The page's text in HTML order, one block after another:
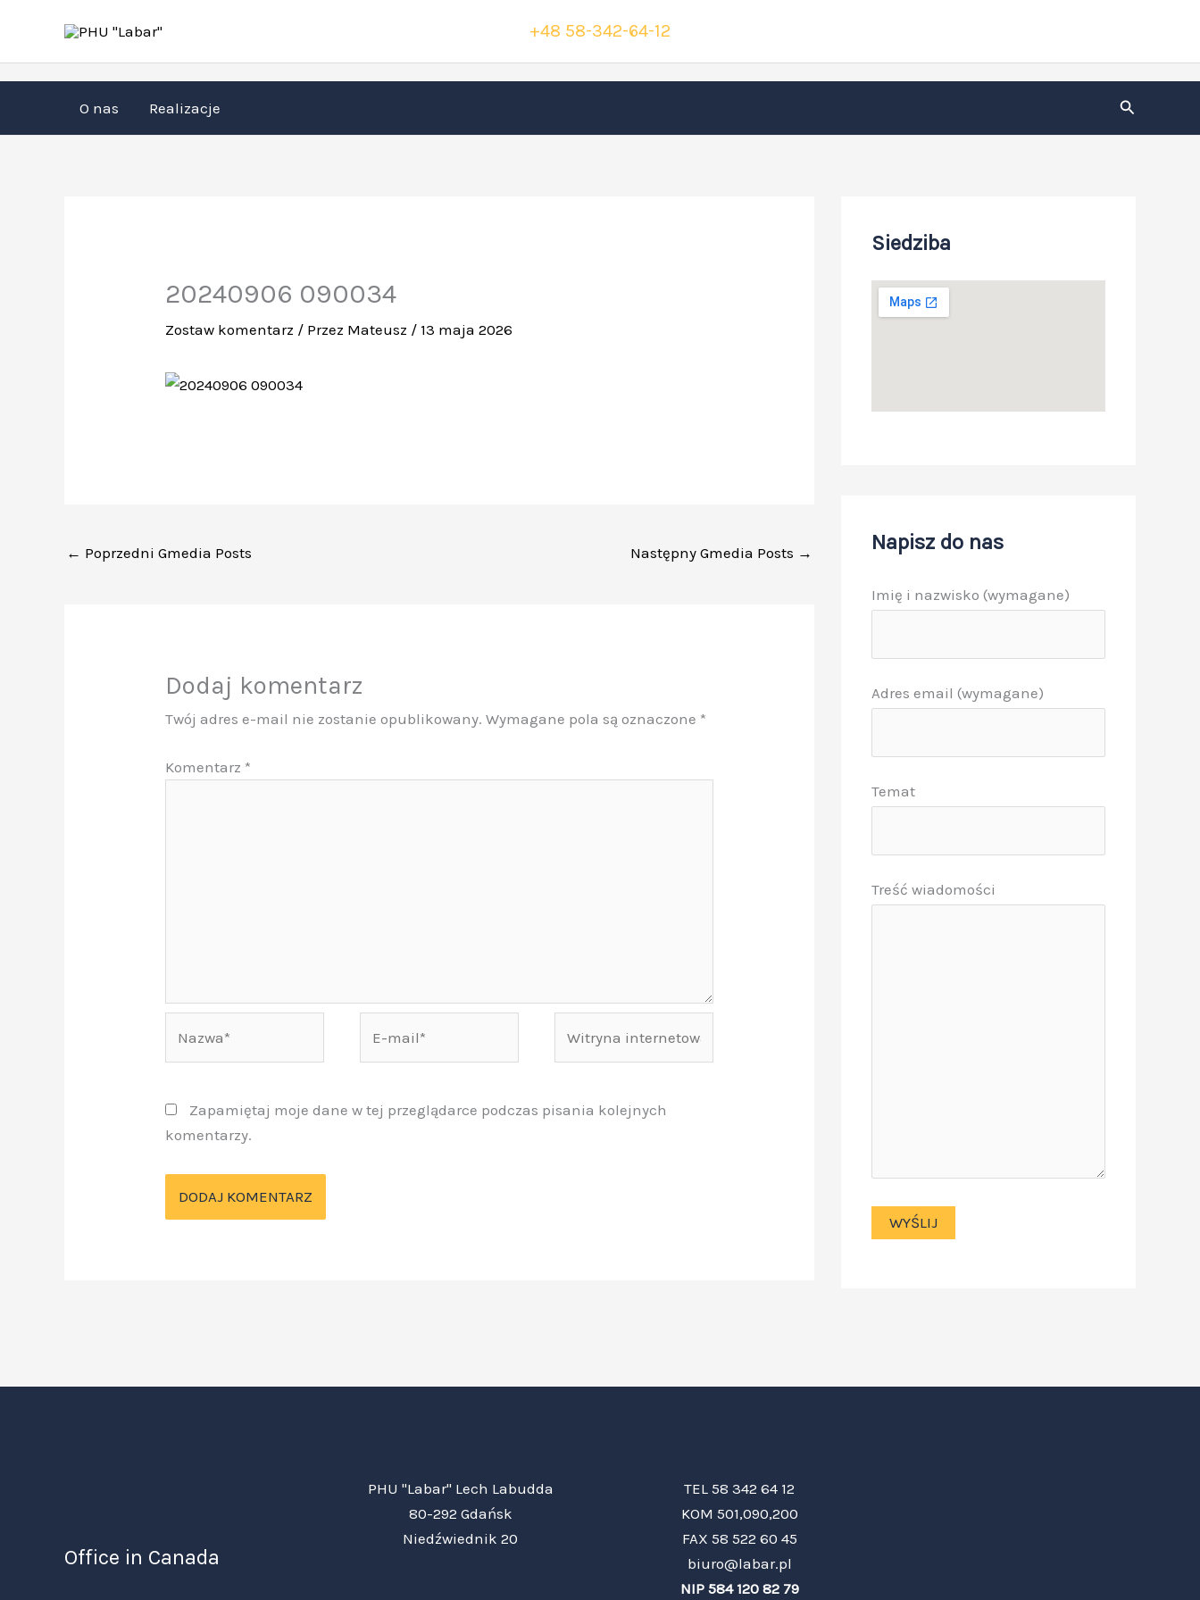
treści
+48 58-342-64-12
O nas Realizacje Szukaj
20240906 090034
Zostaw komentarz / Przez Mateusz / 13 maja 2026
← Poprzedni Gmedia Posts Następny Gmedia Posts →
Dodaj komentarz
Twój adres e-mail nie zostanie opublikowany. Wymagane pola są oznaczone *
Komentarz *
internetowa
Zapamiętaj moje dane w tej przeglądarce podczas pisania kolejnych
komentarzy.
Siedziba
Napisz do nas
Imię i nazwisko (wymagane)
Adres email (wymagane)
Temat
Treść wiadomości
Office in Canada
PHU "Labar" Lech Labudda
80-292 Gdańsk
Niedźwiednik 20
TEL 58 342 64 12
KOM 501,090,200
FAX 58 522 60 45
biuro@labar.pl
NIP 584 120 82 79